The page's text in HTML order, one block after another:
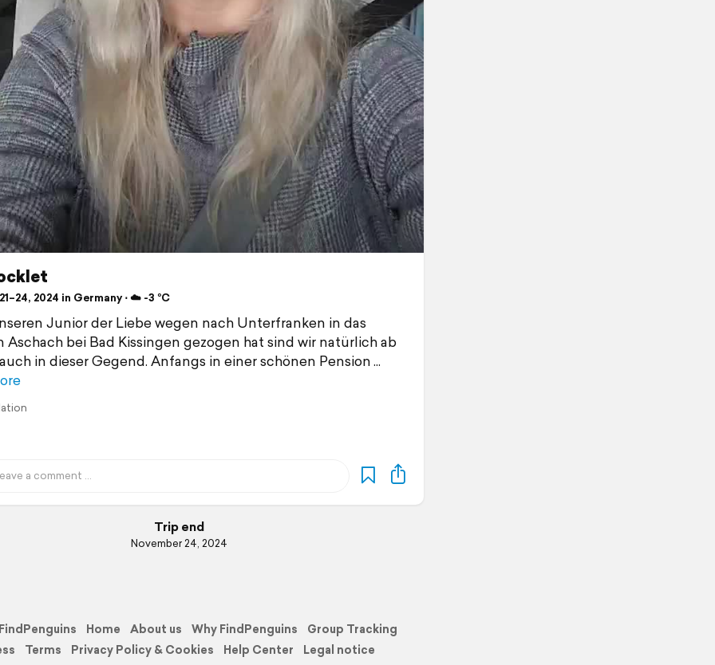
2024 in Germany ⋅ ☁️ -3 °C
Junior der Liebe wegen nach Unterfranken in das
Aschach bei Bad Kissingen gezogen hat sind wir natürlich ab
in dieser Gegend. Anfangs in einer schönen Pension
Trip end
November 24, 2024
Home About us Why FindPenguins
Group Tracking
Terms Privacy Policy & Cookies Help Center Legal notice